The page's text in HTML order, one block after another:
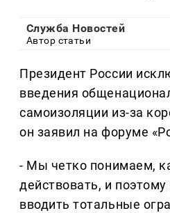
Служба Новостей
Автор статьи
Президент России
введения
самоизоляции из-за
он заявил на форуме
- Мы четко понимаем,
действовать, и
вводить тотальные